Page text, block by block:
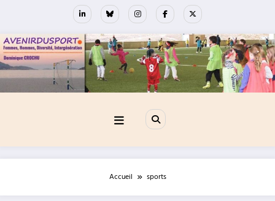
Accueil sports